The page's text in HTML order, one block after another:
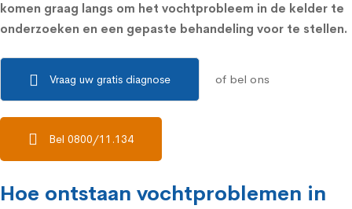
komen graag langs om het vochtprobleem in de kelder te
onderzoeken en een gepaste behandeling voor te stellen.
Vraag uw gratis diagnose of bel ons
Bel 0800/11.134
Hoe ontstaan vochtproblemen in